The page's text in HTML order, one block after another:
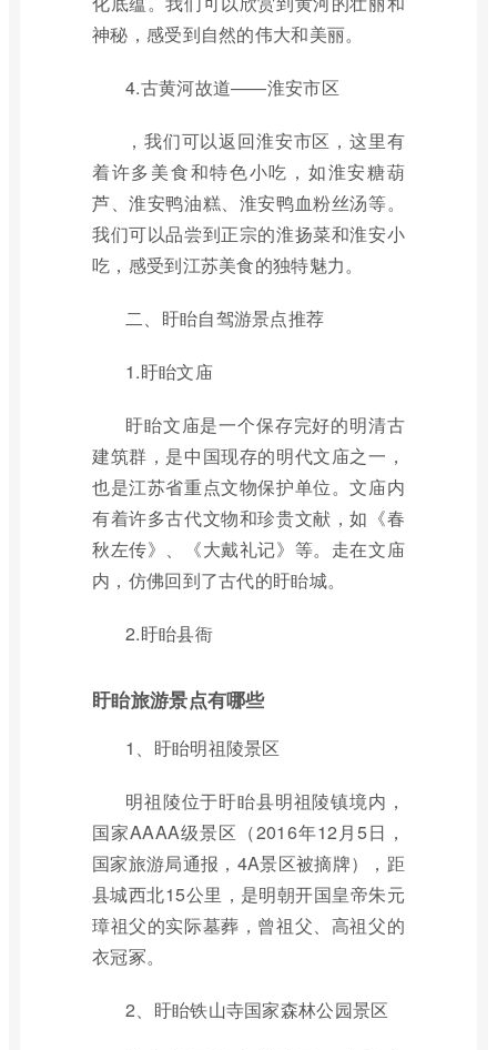
神秘，感受到自然的伟大和美丽。
4.古黄河故道——淮安市区
，我们可以返回淮安市区，这里有
着许多美食和特色小吃，如淮安糖葫
芦、淮安鸭油糕、淮安鸭血粉丝汤等。
我们可以品尝到正宗的淮扬菜和淮安小
吃，感受到江苏美食的独特魅力。
二、盱眙自驾游景点推荐
1.盱眙文庙
盱眙文庙是一个保存完好的明清古
建筑群，是中国现存的明代文庙之一，
也是江苏省重点文物保护单位。文庙内
有着许多古代文物和珍贵文献，如《春
秋左传》、《大戴礼记》等。走在文庙
内，仿佛回到了古代的盱眙城。
2.盱眙县衙
盱眙旅游景点有哪些
1、盱眙明祖陵景区
明祖陵位于盱眙县明祖陵镇境内，
国家AAAA级景区（2016年12月5日，
国家旅游局通报，4A景区被摘牌），距
县城西北15公里，是明朝开国皇帝朱元
璋祖父的实际墓葬，曾祖父、高祖父的
衣冠冢。
2、盱眙铁山寺国家森林公园景区